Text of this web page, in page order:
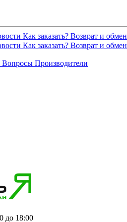
Как заказать? Возврат и обмен
Как заказать? Возврат и обмен
Вопросы Производители
до 18:00